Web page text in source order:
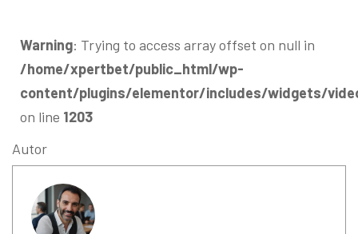
Warning: Trying to access array offset on null in
/home/xpertbet/public_html/wp-
content/plugins/elementor/includes/widgets/
on line 1203
Autor